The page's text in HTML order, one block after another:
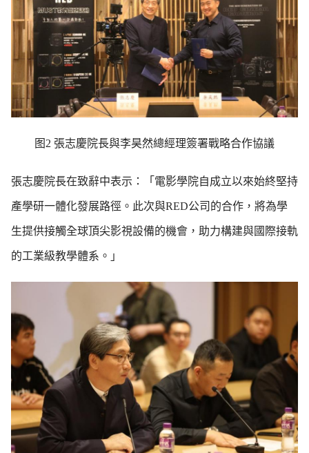
图2 張志慶院長與李昊然總經理簽署戰略合作協議
張志慶院長在致辭中表示：「電影學院自成立以來始終堅持
產學研一體化發展路徑。此次與RED公司的合作，將為學
生提供接觸全球頂尖影視設備的機會，助力構建與國際接軌
的工業級教學體系。」